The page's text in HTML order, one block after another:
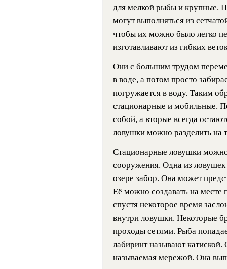
для мелкой рыбы и крупные.
могут выполняться из
чтобы их можно было легко
изготавливают из гибких
Они с большим трудом
в воде, а потом просто
погружается в воду. Таким
стационарные и мобильные.
собой, а вторые всегда
ловушки можно разделить на
Стационарные ловушки
сооружения. Одна из
озере забор. Она может
Её можно создавать на месте
спустя некоторое время
внутри ловушки. Некоторые
проходы сетями. Рыба
лабиринт называют катиской.
называемая мережой. Она